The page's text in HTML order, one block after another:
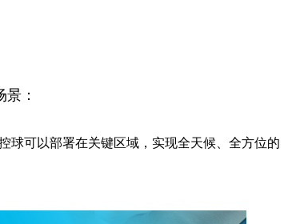
：
球可以部署在关键区域，实现全天候、全方位的